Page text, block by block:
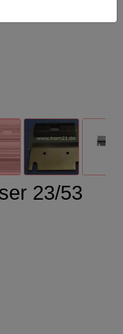
23/53